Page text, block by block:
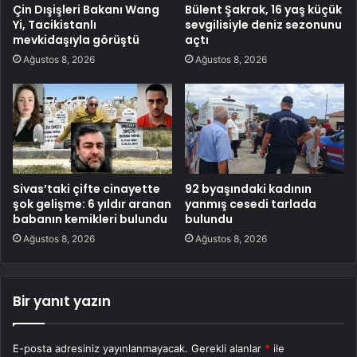
Çin Dışişleri Bakanı Wang
Yi, Tacikistanlı
mevkidaşıyla görüştü
Ağustos 8, 2026
Bülent Şakrak, 16 yaş küçük
sevgilisiyle deniz sezonunu
açtı
Ağustos 8, 2026
Sivas’taki çifte cinayette
şok gelişme: 6 yıldır aranan
babanın kemikleri bulundu
Ağustos 8, 2026
92 byaşındaki kadının
yanmış cesedi tarlada
bulundu
Ağustos 8, 2026
Bir yanıt yazın
E-posta adresiniz yayınlanmayacak. Gerekli alanlar * ile